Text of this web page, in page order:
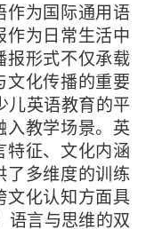
作为国际通用语
作为日常生活中
报形式不仅承载
文化传播的重要
儿英语教育的平
入教学场景。英
特征、文化内涵
了多维度的训练
文化认知方面具
语言与思维的双